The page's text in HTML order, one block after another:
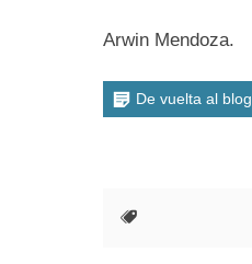
Arwin Mendoza.
De vuelta al blog